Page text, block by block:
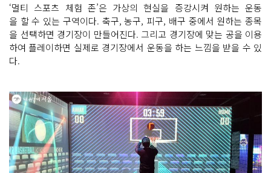
‘멀티 스포츠 체험 존’은 가상의 현실을 증강시켜 원하는 운동
을 할 수 있는 구역이다. 축구, 농구, 피구, 배구 중에서 원하는 종목
을 선택하면 경기장이 만들어진다. 그리고 경기장에 맞는 공을 이용
하여 플레이하면 실제로 경기장에서 운동을 하는 느낌을 받을 수 있
다.